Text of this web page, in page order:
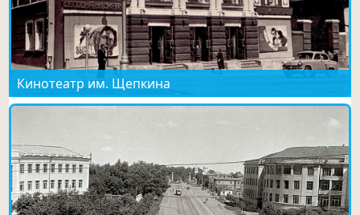
Кинотеатр им. Щепкина